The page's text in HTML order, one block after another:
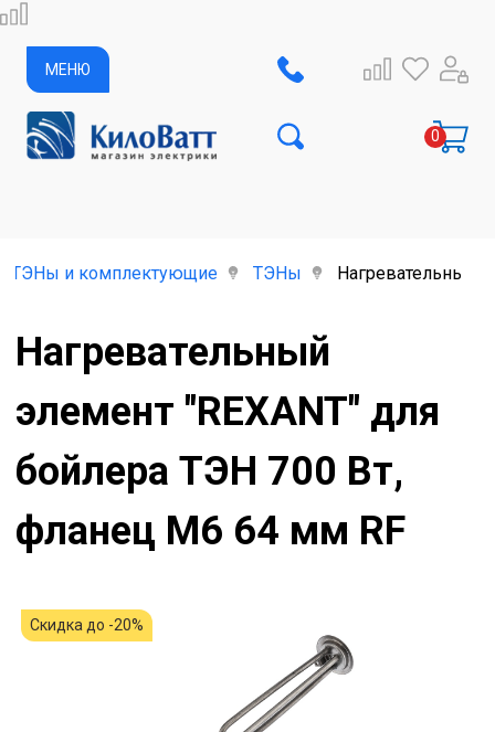
МЕНЮ
ТЭНы и комплектующие ТЭНы Нагревательный
Нагревательный
элемент "REXANT" для
бойлера ТЭН 700 Вт,
фланец М6 64 мм RF
Скидка до -20%